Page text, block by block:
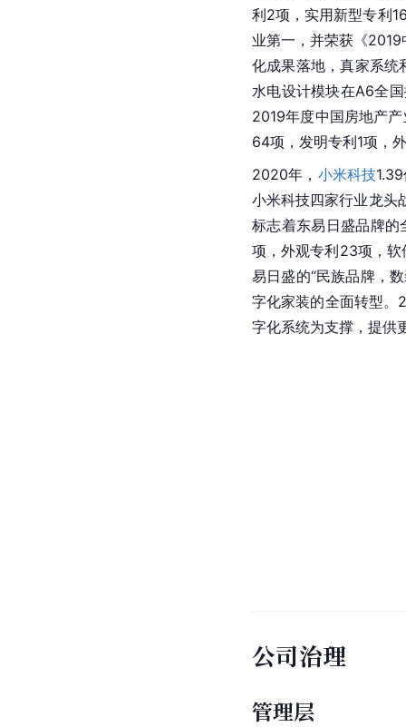
利2项， 实用新型专利
业第一，并荣获《
化成果落地，真家系统
水电设计模块在A6全
2019年度中国房地产
64项，发明专利1项，
2020年， 小米科技
小米科技四家行业龙头
标志着东易日盛品牌
项，外观专利23项，
易日盛的“民族品牌，
字化家装的全面转型。
字化系统为支撑，提供
公司治理
管理层